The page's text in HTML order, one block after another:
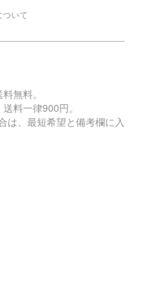
ついて
無料。
料一律900円。
は、最短希望と備考欄に入